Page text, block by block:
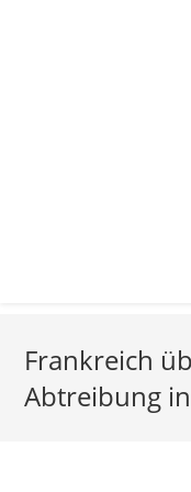
Frankreich
Abtreibung